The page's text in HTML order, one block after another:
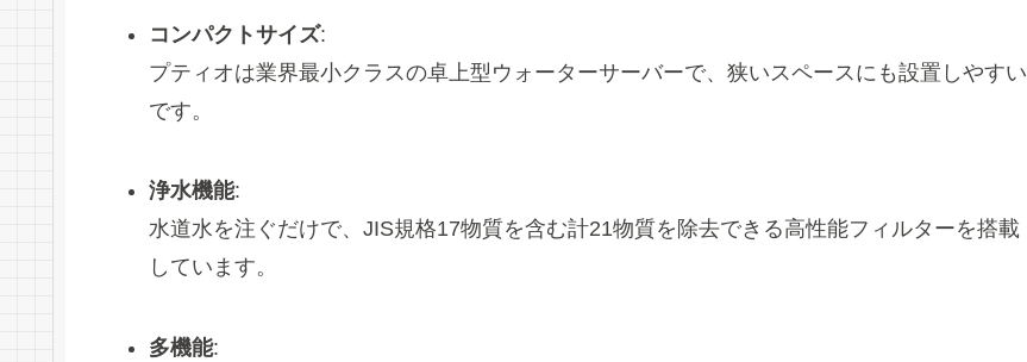
コンパクトサイズ:
プティオは業界最小クラスの卓上型ウォーターサーバーで、狭いスペースにも設置しやすい
です。
浄水機能:
水道水を注ぐだけで、JIS規格17物質を含む計21物質を除去できる高性能フィルターを搭載
しています。
多機能: